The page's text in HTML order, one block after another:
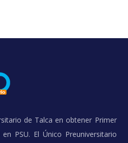
de Talca en obtener Primer
PSU. El Único Preuniversitario